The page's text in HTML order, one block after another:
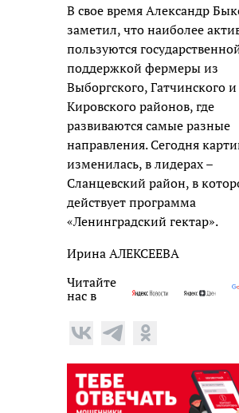
В свое время Александр
заметил, что наиболее
пользуются
поддержкой фермеры из
Выборгского, Гатчинского и
Кировского районов, где
развиваются самые разные
направления. Сегодня
изменилась, в лидерах –
Сланцевский район, в
действует программа
«Ленинградский гектар».
Ирина АЛЕКСЕЕВА
Читайте
нас в